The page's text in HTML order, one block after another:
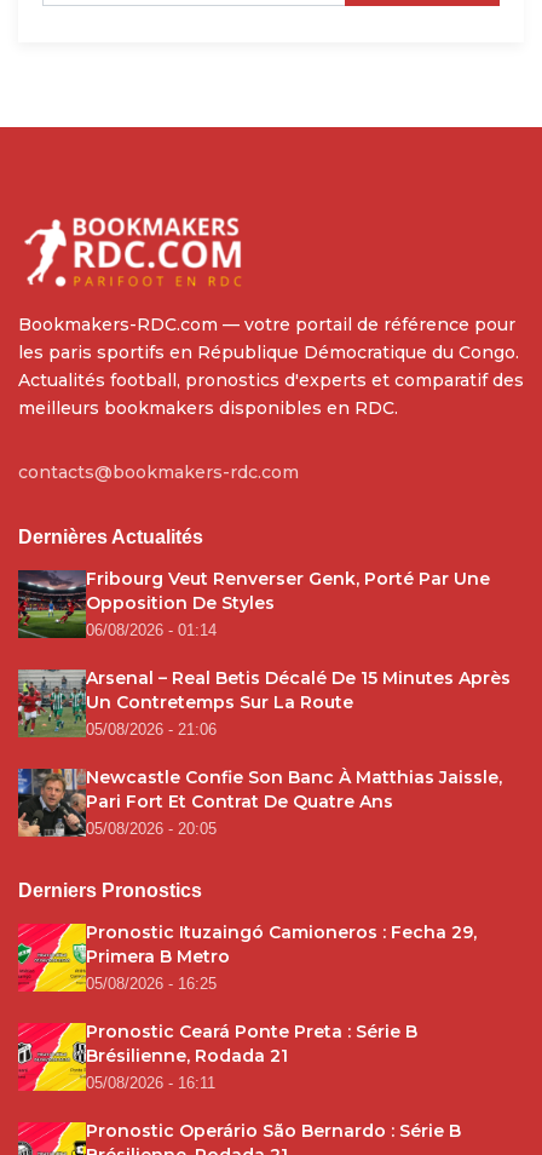
Bookmakers-RDC.com — votre portail de référence pour
les paris sportifs en République Démocratique du Congo.
Actualités football, pronostics d'experts et comparatif des
meilleurs bookmakers disponibles en RDC.
contacts@bookmakers-rdc.com
Dernières Actualités
Fribourg Veut Renverser Genk, Porté Par Une
Opposition De Styles
06/08/2026 - 01:14
Arsenal – Real Betis Décalé De 15 Minutes Après
Un Contretemps Sur La Route
05/08/2026 - 21:06
Newcastle Confie Son Banc À Matthias Jaissle,
Pari Fort Et Contrat De Quatre Ans
05/08/2026 - 20:05
Derniers Pronostics
Pronostic Ituzaingó Camioneros : Fecha 29,
Primera B Metro
05/08/2026 - 16:25
Pronostic Ceará Ponte Preta : Série B
Brésilienne, Rodada 21
05/08/2026 - 16:11
Pronostic Operário São Bernardo : Série B